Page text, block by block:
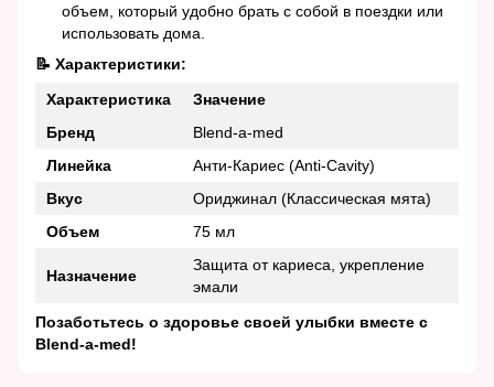
объем, который удобно брать с собой в поездки или
использовать дома.
📝 Характеристики:
Характеристика
Значение
Бренд
Blend-a-med
Линейка
Анти-Кариес (Anti-Cavity)
Вкус
Ориджинал (Классическая мята)
Объем
75 мл
Назначение
Защита от кариеса, укрепление
эмали
Позаботьтесь о здоровье своей улыбки вместе с
Blend-a-med!